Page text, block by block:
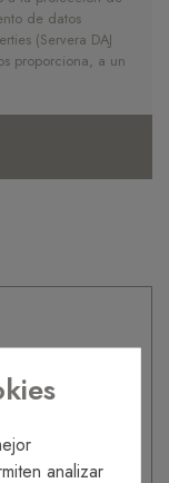
de datos
(Servera DAJ
proporciona, a un
analizar